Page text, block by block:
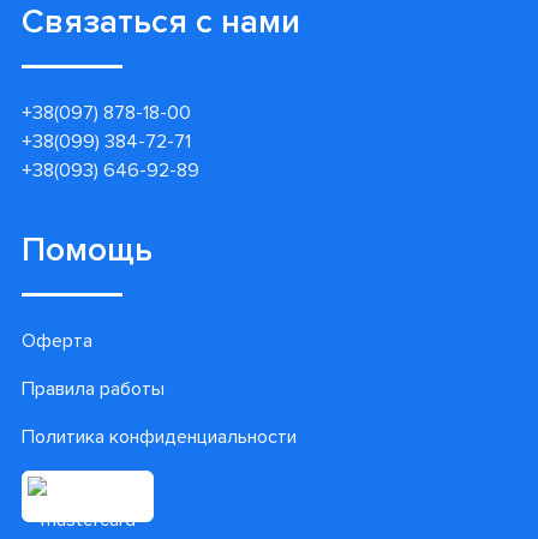
Связаться с нами
+38(097) 878-18-00
+38(099) 384-72-71
+38(093) 646-92-89
Помощь
Оферта
Правила работы
Политика конфиденциальности